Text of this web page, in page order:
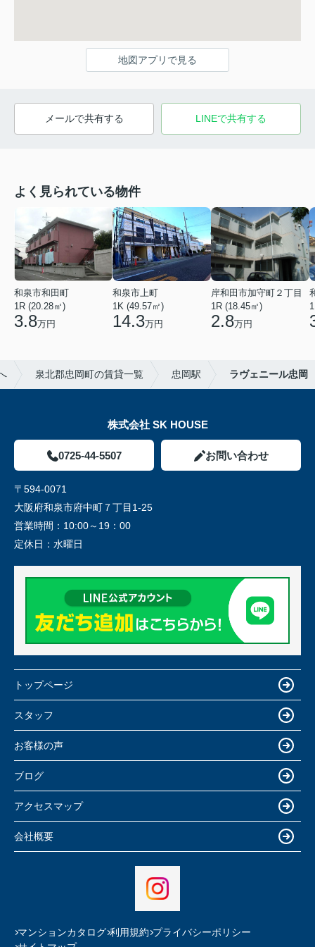
地図アプリで見る
メールで共有する LINEで共有する
よく見られている物件
和泉市和田町
1R (20.28㎡)
3.8万円
和泉市上町
1K (49.57㎡)
14.3万円
岸和田市加守町２丁目
1R (18.45㎡)
2.8万円
泉北郡忠岡町の賃貸一覧 忠岡駅 ラヴェニール忠岡
株式会社 SK HOUSE
0725-44-5507 お問い合わせ
〒594-0071
大阪府和泉市府中町７丁目1-25
営業時間： 10:00～19：00
定休日： 水曜日
トップページ
スタッフ
お客様の声
ブログ
アクセスマップ
会社概要
マンションカタログ 利用規約 プライバシーポリシー